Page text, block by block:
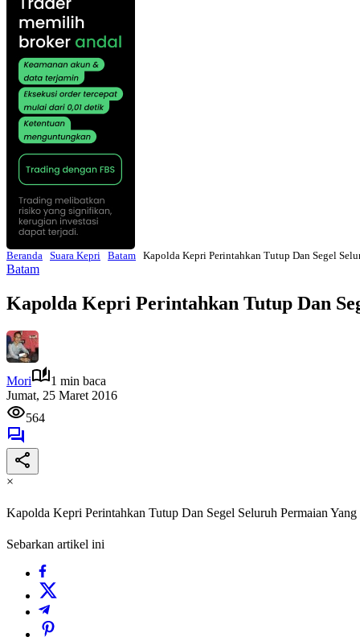
Beranda Suara Kepri Batam Kapolda Kepri Perintahkan Tutup Dan Segel
Batam
Kapolda Kepri Perintahkan Tutup Dan
Mori
1 min baca
Jumat, 25 Maret 2016
564
×
Kapolda Kepri Perintahkan Tutup Dan Segel Seluruh Permaian
Sebarkan artikel ini